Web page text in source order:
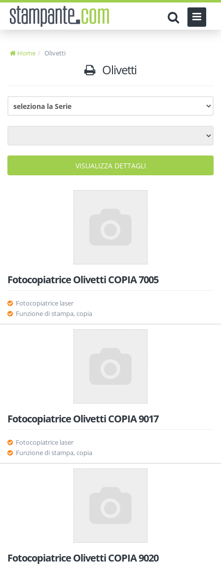
Home Olivetti
Olivetti
VISUALIZZA DETTAGLI
Fotocopiatrice Olivetti COPIA 7005
Fotocopiatrice laser
Funzione di stampa, copia
Fotocopiatrice Olivetti COPIA 9017
Fotocopiatrice laser
Funzione di stampa, copia
Fotocopiatrice Olivetti COPIA 9020